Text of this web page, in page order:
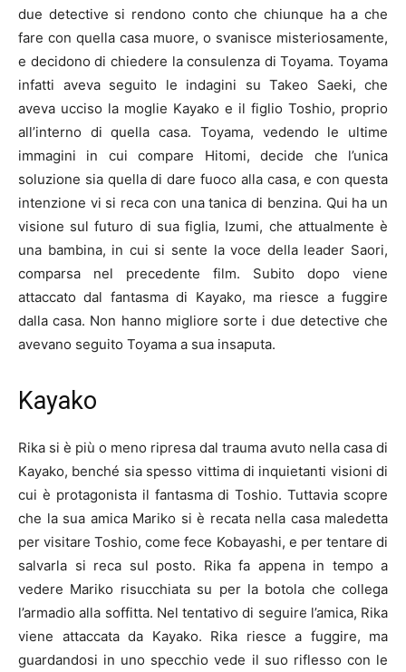
due detective si rendono conto che chiunque ha a che
fare con quella casa muore, o svanisce misteriosamente,
e decidono di chiedere la consulenza di Toyama. Toyama
infatti aveva seguito le indagini su Takeo Saeki, che
aveva ucciso la moglie Kayako e il figlio Toshio, proprio
all’interno di quella casa. Toyama, vedendo le ultime
immagini in cui compare Hitomi, decide che l’unica
soluzione sia quella di dare fuoco alla casa, e con questa
intenzione vi si reca con una tanica di benzina. Qui ha un
visione sul futuro di sua figlia, Izumi, che attualmente è
una bambina, in cui si sente la voce della leader Saori,
comparsa nel precedente film. Subito dopo viene
attaccato dal fantasma di Kayako, ma riesce a fuggire
dalla casa. Non hanno migliore sorte i due detective che
avevano seguito Toyama a sua insaputa.
Kayako
Rika si è più o meno ripresa dal trauma avuto nella casa di
Kayako, benché sia spesso vittima di inquietanti visioni di
cui è protagonista il fantasma di Toshio. Tuttavia scopre
che la sua amica Mariko si è recata nella casa maledetta
per visitare Toshio, come fece Kobayashi, e per tentare di
salvarla si reca sul posto. Rika fa appena in tempo a
vedere Mariko risucchiata su per la botola che collega
l’armadio alla soffitta. Nel tentativo di seguire l’amica, Rika
viene attaccata da Kayako. Rika riesce a fuggire, ma
guardandosi in uno specchio vede il suo riflesso con le